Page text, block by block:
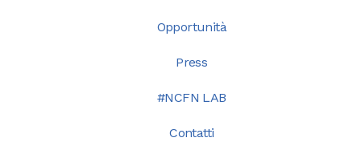
Opportunità
Press
#NCFN LAB
Contatti